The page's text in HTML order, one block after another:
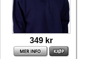
349 kr